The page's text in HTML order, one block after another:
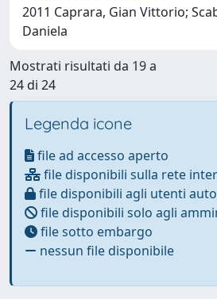
2011 Caprara, Gian Vittorio;
Daniela
Mostrati risultati da 19 a
24 di 24
Legenda icone
file ad accesso aperto
file disponibili sulla rete
file disponibili agli utenti
file disponibili solo agli
file sotto embargo
nessun file disponibile